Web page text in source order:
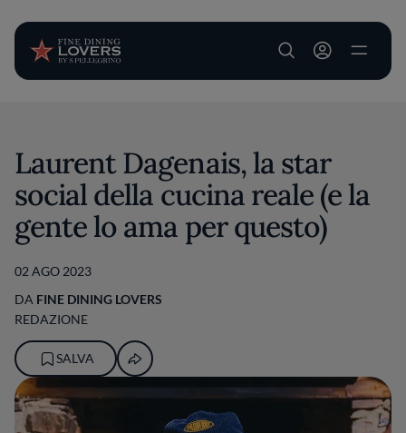
User account
Laurent Dagenais, la star
social della cucina reale (e la
gente lo ama per questo)
02 AGO 2023
DA FINE DINING LOVERS
REDAZIONE
SALVA